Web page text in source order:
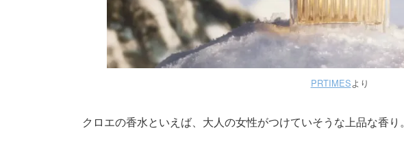
PRTIMESより
クロエの香水といえば、大人の女性がつけていそうな上品な香り。